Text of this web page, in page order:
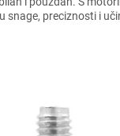
snage, preciznosti i